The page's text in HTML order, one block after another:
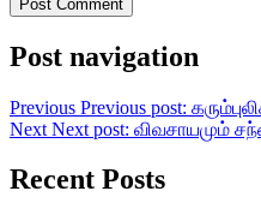
Post navigation
Previous Previous post:
Next Next post: விவசாயமும்
Recent Posts